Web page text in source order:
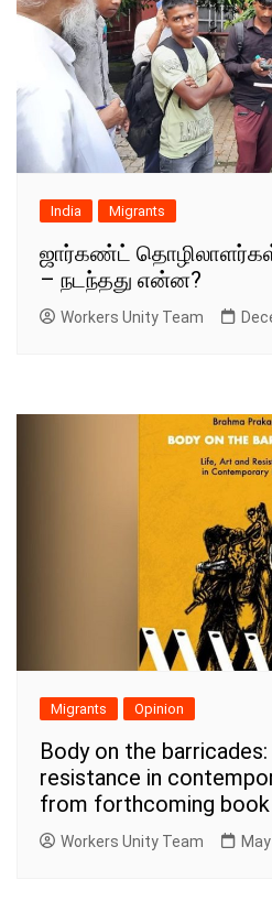
India Migrants
ஜார்கண்ட் தொழிலாளர்கள்
– நடந்தது என்ன?
Workers Unity Team
Migrants Opinion
Body on the
resistance in
from forthcoming book
Workers Unity Team